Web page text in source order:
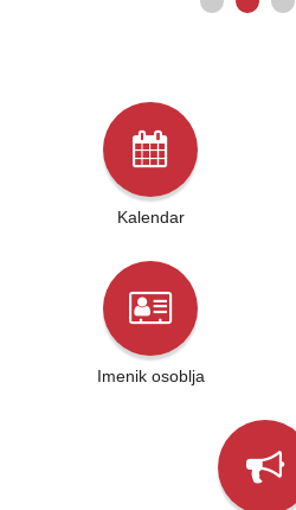
Kalendar
Imenik osoblja